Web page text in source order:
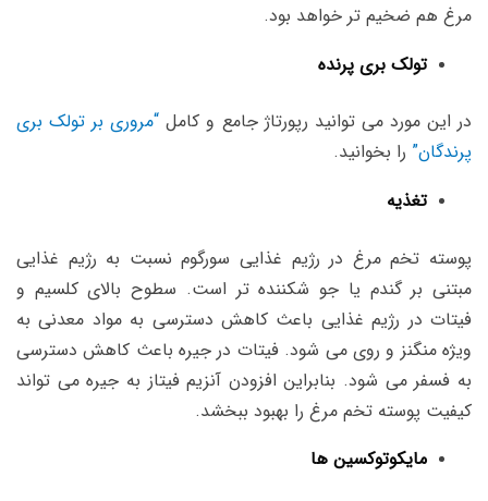
مرغ هم ضخیم تر خواهد بود.
تولک بری پرنده
در این مورد می توانید رپورتاژ جامع و کامل “مروری بر تولک بری
پرندگان” را بخوانید.
تغذیه
پوسته تخم مرغ در رژیم غذایی سورگوم نسبت به رژیم غذایی
مبتنی بر گندم یا جو شکننده تر است. سطوح بالای کلسیم و
فیتات در رژیم غذایی باعث کاهش دسترسی به مواد معدنی به
ویژه منگنز و روی می شود. فیتات در جیره باعث کاهش دسترسی
به فسفر می شود. بنابراین افزودن آنزیم فیتاز به جیره می تواند
کیفیت پوسته تخم مرغ را بهبود ببخشد.
مایکوتوکسین ها